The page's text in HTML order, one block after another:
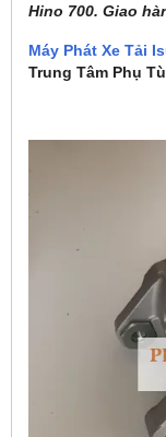
Hino 700. Giao
Máy Phát Xe Tải
Trung Tâm Phụ